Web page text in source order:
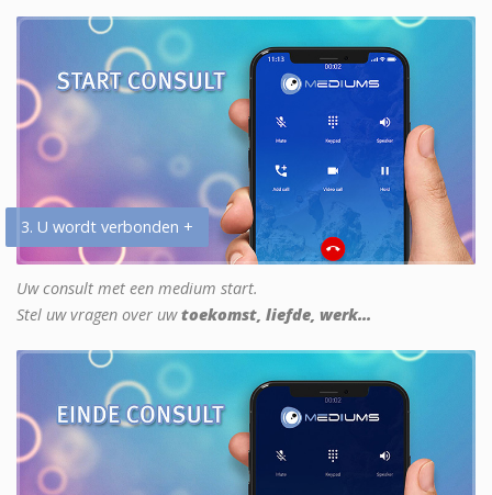
3. U wordt verbonden +
Uw consult met een medium start.
Stel uw vragen over uwtoekomst, liefde, werk...